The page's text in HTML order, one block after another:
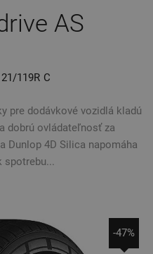
AS
119R C
pre dodávkové vozidlá kladú
dobrú ovládateľnosť za
Dunlop 4D Silica napomáha
spotrebu...
-47%